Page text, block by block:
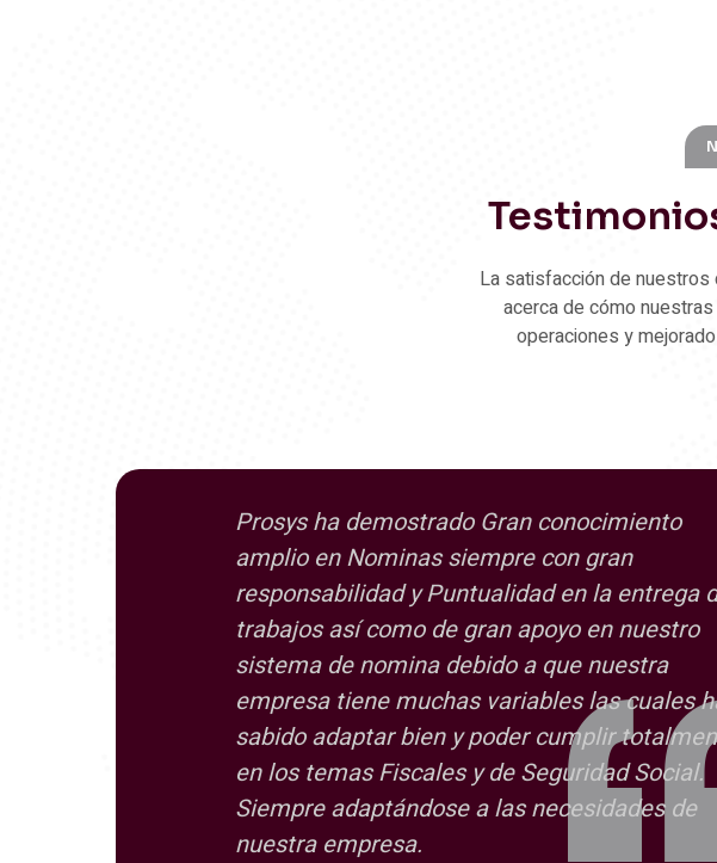
La satisfacción de
acerca de cómo
operaciones y
Prosys ha demostrado Gran conocimiento
amplio en Nominas siempre con gran
responsabilidad y Puntualidad en la entrega
trabajos así como de gran apoyo en nuestro
sistema de nomina debido a que nuestra
empresa tiene muchas variables las cuales
sabido adaptar bien y poder cumplir
en los temas Fiscales y de Seguridad Social.
Siempre adaptándose a las necesidades de
nuestra empresa.